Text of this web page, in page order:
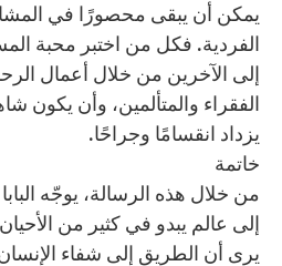
يمكن أن يبقى محصورًا في
الفردية. فكل من اختبر محبة
إلى الآخرين من خلال أعمال
الفقراء والمتألمين، وأن يكون
يزداد انقسامًا وجراحًا.
خاتمة
من خلال هذه الرسالة، يوجّه
إلى عالم يبدو في كثير من
يرى أن الطريق إلى شفاء الإنسان